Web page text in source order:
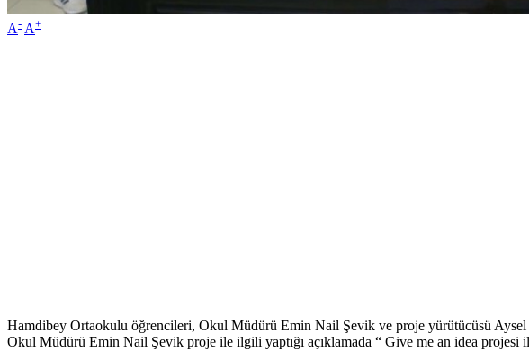
A- A+
Hamdibey Ortaokulu öğrencileri, Okul Müdürü Emin Nail Şevik ve proje yürütücüsü
Okul Müdürü Emin Nail Şevik proje ile ilgili yaptığı açıklamada “ Give me an idea